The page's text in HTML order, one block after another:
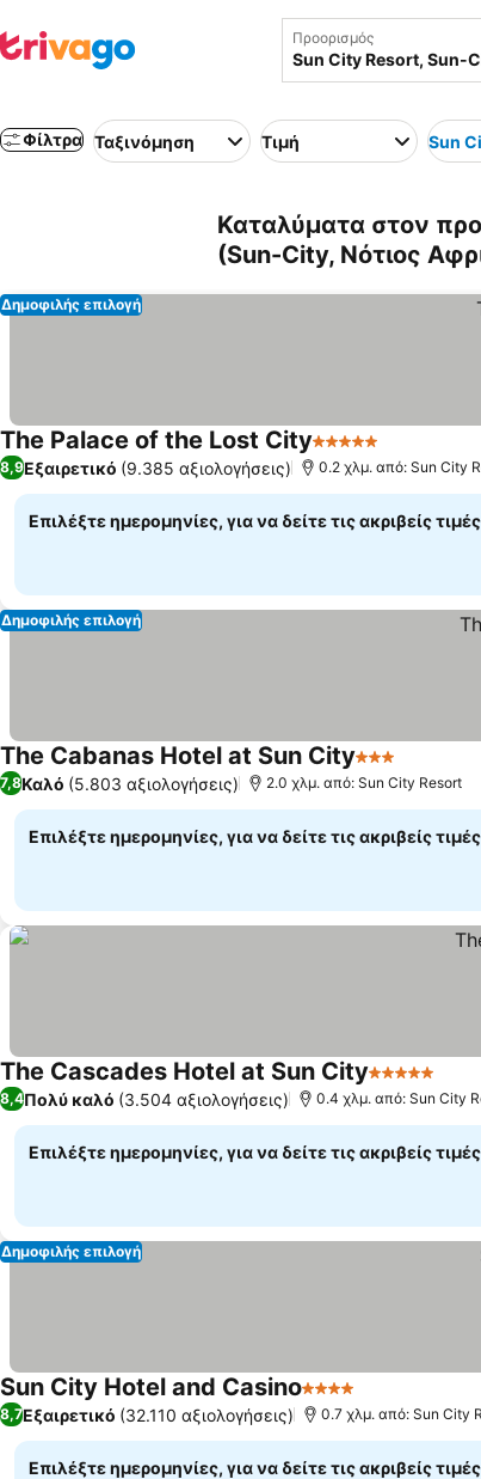
Προορισμός
Φίλτρα Ταξινόμηση Τιμή Sun
Καταλύματα στον
(Sun-City, Νότιος
Δημοφιλής επιλογή
The Palace of the Lost City5 Αστέρια
8,9Εξαιρετικό (9.385 αξιολογήσεις) 0.2 χλμ. από: Sun City
Επιλέξτε ημερομηνίες, για να δείτε τις ακριβείς τιμές
Δημοφιλής επιλογή
The Cabanas Hotel at Sun City3 Αστέρια
7,8Καλό (5.803 αξιολογήσεις) 2.0 χλμ. από: Sun City Resort
Επιλέξτε ημερομηνίες, για να δείτε τις ακριβείς τιμές
The Cascades Hotel at Sun City5 Αστέρια
8,4Πολύ καλό (3.504 αξιολογήσεις) 0.4 χλμ. από: Sun City
Επιλέξτε ημερομηνίες, για να δείτε τις ακριβείς τιμές
Δημοφιλής επιλογή
Sun City Hotel and Casino4 Αστέρια
8,7Εξαιρετικό (32.110 αξιολογήσεις) 0.7 χλμ. από: Sun City
Επιλέξτε ημερομηνίες, για να δείτε τις ακριβείς τιμές